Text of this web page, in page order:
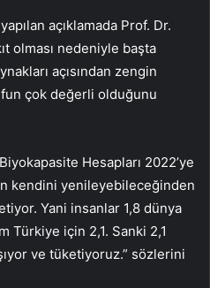
açıklamada Prof. Dr.
olması nedeniyle başta
açısından zengin
çok değerli olduğunu
Hesapları 2022’ye
kendini yenileyebileceğinden
Yani insanlar 1,8 dünya
Türkiye için 2,1. Sanki 2,1
ve tüketiyoruz.” sözlerini